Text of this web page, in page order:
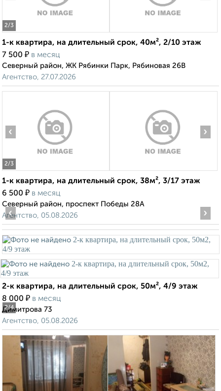
2/3
1-к квартира, на длительный срок, 40м², 2/10 этаж
7 500 ₽ в месяц
Северный район, ЖК Рябинки Парк, Рябиновая 26В
Агентство, 27.07.2026
2/3
‹ ›
1-к квартира, на длительный срок, 38м², 3/17 этаж
6 500 ₽ в месяц
Северный район, проспект Победы 28А
Агентство, 05.08.2026
2/4
‹ ›
2-к квартира, на длительный срок, 50м², 4/9 этаж
8 000 ₽ в месяц
Димитрова 73
Агентство, 05.08.2026